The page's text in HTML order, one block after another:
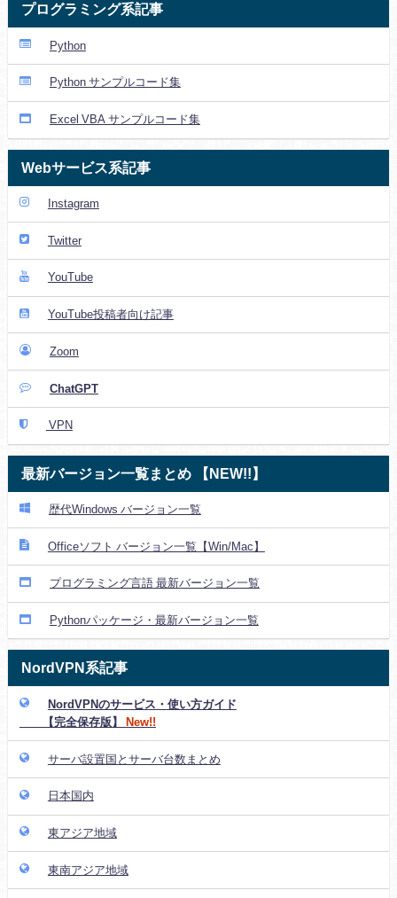
プログラミング系記事
Python
Python サンプルコード集
Excel VBA サンプルコード集
Webサービス系記事
Instagram
Twitter
YouTube
YouTube投稿者向け記事
Zoom
ChatGPT
VPN
最新バージョン一覧まとめ 【NEW!!】
歴代Windows バージョン一覧
Officeソフト バージョン一覧【Win/Mac】
プログラミング言語 最新バージョン一覧
Pythonパッケージ・最新バージョン一覧
NordVPN系記事
NordVPNのサービス・使い方ガイド
【完全保存版】
New!!
サーバ設置国とサーバ台数まとめ
日本国内
東アジア地域
東南アジア地域